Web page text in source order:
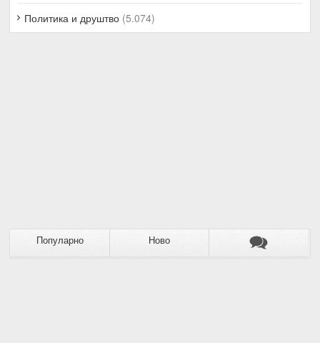
Политика и друштво (5.074)
Популарно Ново